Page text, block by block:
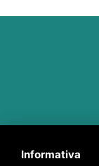
Informativa